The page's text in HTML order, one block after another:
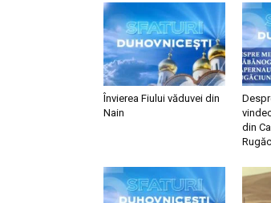
Învierea Fiului văduvei din
Nain
din